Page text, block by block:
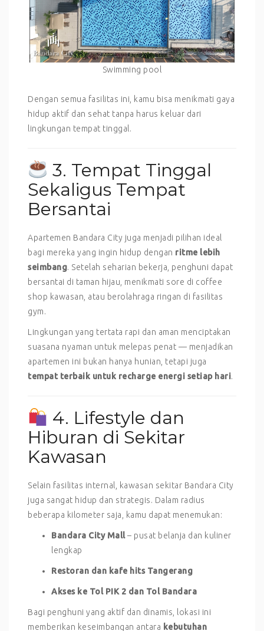
Swimming pool
Dengan semua fasilitas ini, kamu bisa menikmati gaya
hidup aktif dan sehat tanpa harus keluar dari
lingkungan tempat tinggal.
3. Tempat Tinggal
Sekaligus Tempat
Bersantai
Apartemen Bandara City juga menjadi pilihan ideal
bagi mereka yang ingin hidup dengan ritme lebih
seimbang. Setelah seharian bekerja, penghuni dapat
bersantai di taman hijau, menikmati sore di coffee
shop kawasan, atau berolahraga ringan di fasilitas
gym.
Lingkungan yang tertata rapi dan aman menciptakan
suasana nyaman untuk melepas penat — menjadikan
apartemen ini bukan hanya hunian, tetapi juga
tempat terbaik untuk recharge energi setiap hari.
4. Lifestyle dan
Hiburan di Sekitar
Kawasan
Selain fasilitas internal, kawasan sekitar Bandara City
juga sangat hidup dan strategis. Dalam radius
beberapa kilometer saja, kamu dapat menemukan:
Bandara City Mall– pusat belanja dan kuliner
lengkap
Restoran dan kafe hits Tangerang
Akses ke Tol PIK 2 dan Tol Bandara
Bagi penghuni yang aktif dan dinamis, lokasi ini
memberikan keseimbangan antara kebutuhan